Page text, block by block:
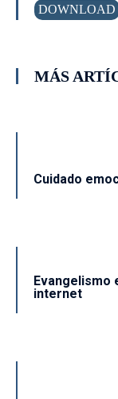
DOWNLOAD
MÁS
Cuidado
Evangelismo
internet